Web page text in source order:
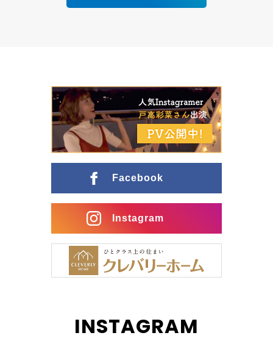
ご予約いただいた方には、現地地図をメールまたは郵
一列分多い仕様になっています ダイニング スタイリ
ッシュなキッチンから見えるダイニングにはＷ2600の
壁面収納があり 洗練された3枚引き違いの内装建具が
空間をひきしめてくれます インナーガレージ 家族の
趣味のバイクは専用のインナーガレージを設け、リビ
ングとの行き来がスムーズな間取りに インナーガレー
ジ […]
Facebook
Instagram
INSTAGRAM